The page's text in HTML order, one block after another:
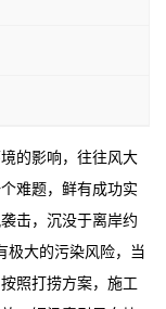
的影响，往往风大
难题，鲜有成功实
击，沉没于离岸约
极大的污染风险，当
照打捞方案，施工